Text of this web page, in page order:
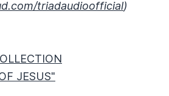
triadaudioofficial)
JESUS"